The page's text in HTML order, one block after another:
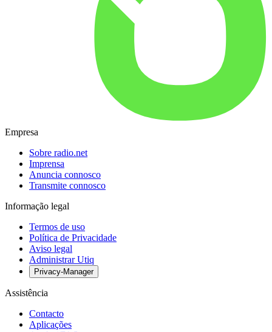
Empresa
Sobre radio.net
Imprensa
Anuncia connosco
Transmite connosco
Informação legal
Termos de uso
Política de Privacidade
Aviso legal
Administrar Utiq
Privacy-Manager
Assistência
Contacto
Aplicações